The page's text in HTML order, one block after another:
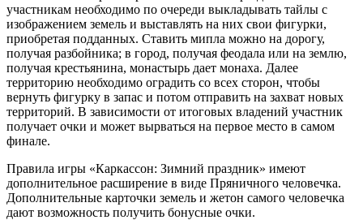
участникам необходимо по очереди выкладывать тайлы с
изображением земель и выставлять на них свои фигурки,
приобретая подданных. Ставить мипла можно на дорогу,
получая разбойника; в город, получая феодала или на землю,
получая крестьянина, монастырь дает монаха. Далее
территорию необходимо оградить со всех сторон, чтобы
вернуть фигурку в запас и потом отправить на захват новых
территорий. В зависимости от итоговых владений участник
получает очки и может вырваться на первое место в самом
финале.
Правила игры «Каркассон: Зимний праздник» имеют
дополнительное расширение в виде Пряничного человечка.
Дополнительные карточки земель и жетон самого человечка
дают возможность получить бонусные очки.